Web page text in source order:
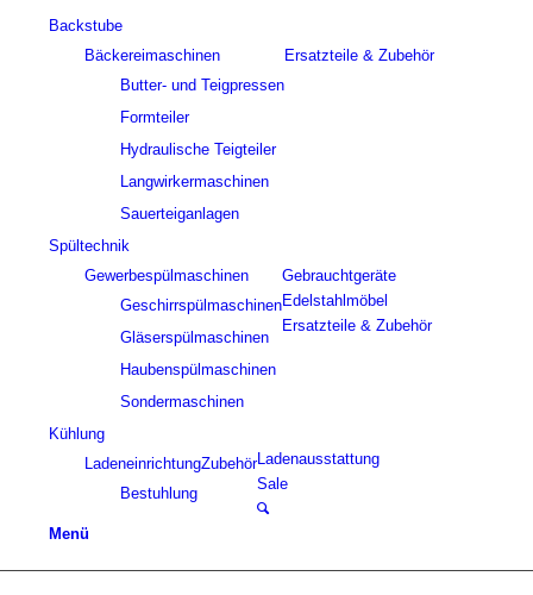
Backstube
Bäckereimaschinen
Butter- und Teigpressen
Formteiler
Hydraulische Teigteiler
Langwirkermaschinen
Sauerteiganlagen
Ersatzteile & Zubehör
Spültechnik
Gewerbespülmaschinen
Geschirrspülmaschinen
Gläserspülmaschinen
Haubenspülmaschinen
Sondermaschinen
Gebrauchtgeräte
Edelstahlmöbel
Ersatzteile & Zubehör
Kühlung
Ladenausstattung
Ladeneinrichtung
Bestuhlung
Zubehör
Sale
Menü